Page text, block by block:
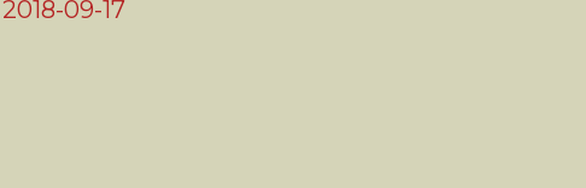
2018-09-17